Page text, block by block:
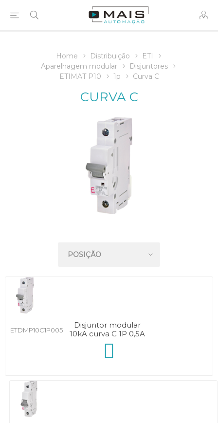
Home Distribuição
ETI
Aparelhagem modular
Disjuntores
ETIMAT P10
1p Curva C
CURVA C
ETDMP10C1P005
Disjuntor modular
10kA curva C 1P 0,5A